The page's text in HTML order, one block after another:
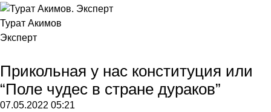
Турат Акимов
Эксперт
Прикольная у нас конституция или
“Поле чудес в стране дураков”
07.05.2022 05:21